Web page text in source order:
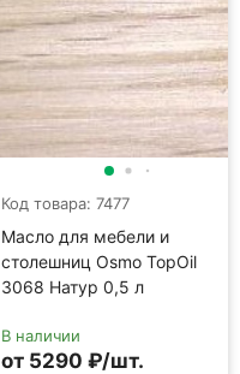
Код товара: 7477
Масло для мебели и
столешниц Osmo TopOil
3068 Натур 0,5 л
В наличии
от 5290 ₽/шт.